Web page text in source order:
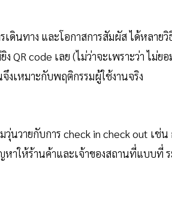
เดินทาง และโอกาสการสัมผัส ได้หลา
ง QR code เลย (ไม่ว่าจะเพราะว่า ไ
งเหมาะกับพฤติกรรมผู้ใช้งานจริง
นวายกับการ check in check out เช่
หาให้ร้านค้าและเจ้าของสถานที่แบบ